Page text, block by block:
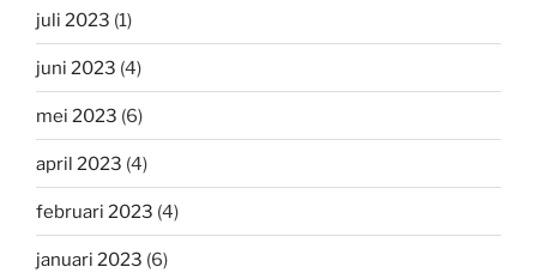
juli 2023 (1)
juni 2023 (4)
mei 2023 (6)
april 2023 (4)
februari 2023 (4)
januari 2023 (6)